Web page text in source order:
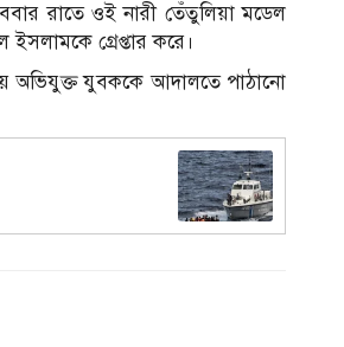
রাতে ওই নারী তেঁতুলিয়া মডেল
গ্রেপ্তার করে।
অভিযুক্ত যুবককে আদালতে পাঠানো